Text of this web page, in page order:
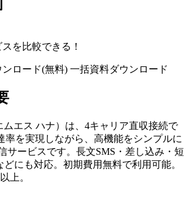
を比較できる！
ロード(無料) 一括資料ダウンロード
ムエス ハナ）は、4キャリア直収接続で
率を実現しながら、高機能をシンプルに
サービスです。長文SMS・差し込み・短
にも対応。初期費用無料で利用可能。
上。